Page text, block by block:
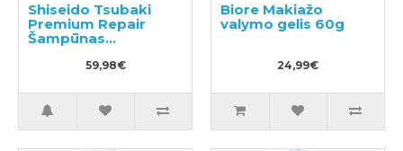
Shiseido Tsubaki
Premium Repair
Šampūnas
kondicionierius
59,98€
Biore Makiažo
valymo gelis 60g
24,99€